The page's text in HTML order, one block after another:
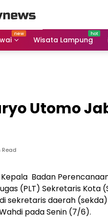
Wisata Lampung
Utomo
Read
Kepala Badan
(PLT) Sekretaris Kota
sekretaris daerah
pada Senin (7/6).